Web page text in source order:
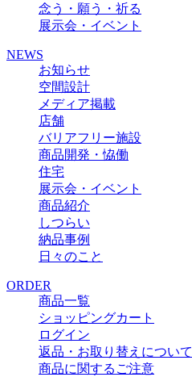
念う・願う・祈る
展示会・イベント
NEWS
お知らせ
空間設計
メディア掲載
店舗
バリアフリー施設
商品開発・恊働
住宅
展示会・イベント
商品紹介
しつらい
納品事例
日々のこと
ORDER
商品一覧
ショッピングカート
ログイン
返品・お取り替えについて
商品に関するご注意